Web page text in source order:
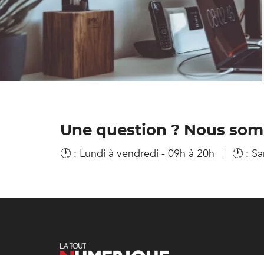
Une question ? Nous
🕐 : Lundi à vendredi - 09h à 20h 🕐 :